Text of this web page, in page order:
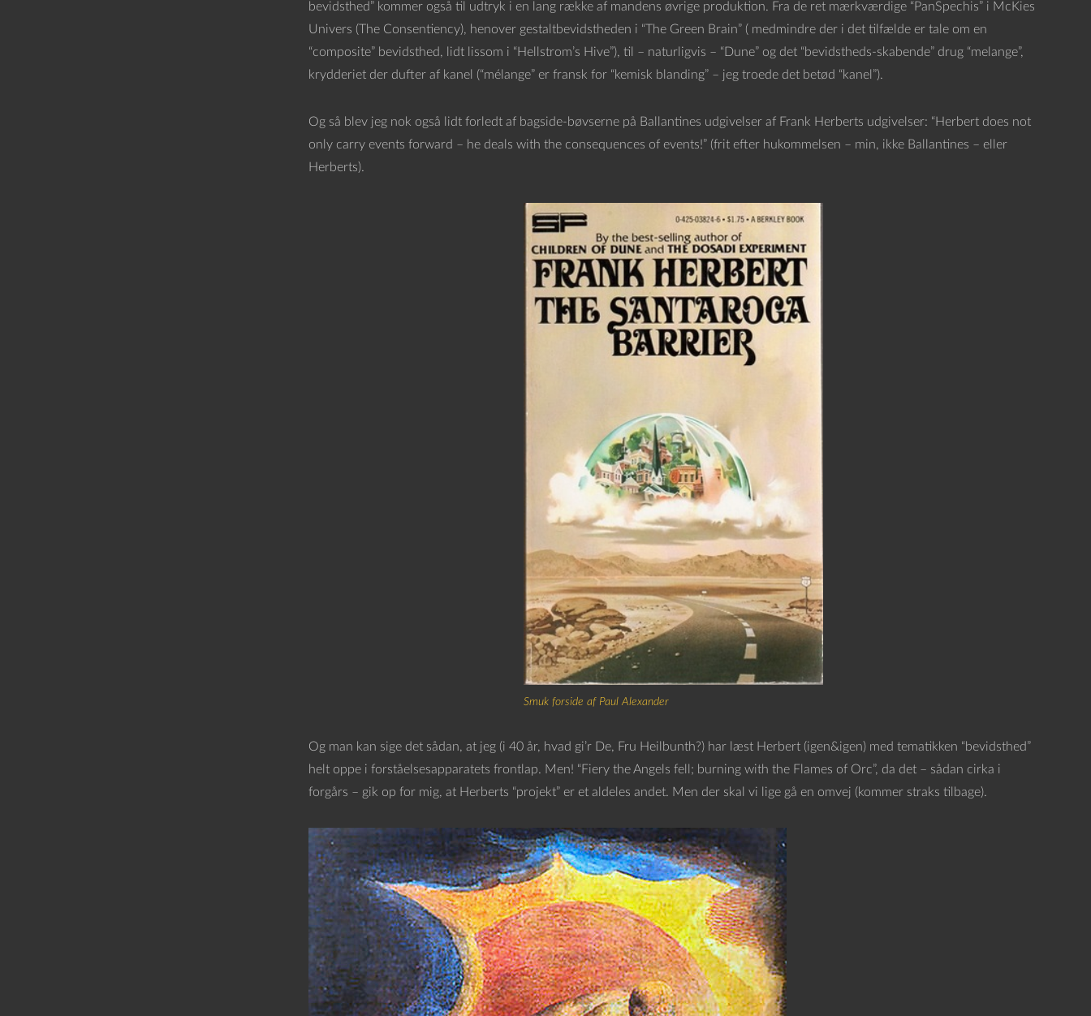
bevidsthed” kommer også til udtryk i en lang række af mandens øvrige produktion. Fra de ret mærkværdige “PanSpechis” i McKies
Univers (The Consentiency), henover gestaltbevidstheden i “The Green Brain” ( medmindre der i det tilfælde er tale om en
“composite” bevidsthed, lidt lissom i “Hellstrom’s Hive”), til – naturligvis – “Dune” og det “bevidstheds-skabende” drug “melange”,
krydderiet der dufter af kanel (“mélange” er fransk for “kemisk blanding” – jeg troede det betød “kanel”).
Og så blev jeg nok også lidt forledt af bagside-bøvserne på Ballantines udgivelser af Frank Herberts udgivelser: “Herbert does not
only carry events forward – he deals with the consequences of events!” (frit efter hukommelsen – min, ikke Ballantines – eller
Herberts).
Smuk forside af Paul Alexander
Og man kan sige det sådan, at jeg (i 40 år, hvad gi’r De, Fru Heilbunth?) har læst Herbert (igen&igen) med tematikken “bevidsthed”
helt oppe i forståelsesapparatets frontlap. Men! “Fiery the Angels fell; burning with the Flames of Orc”, da det – sådan cirka i
forgårs – gik op for mig, at Herberts “projekt” er et aldeles andet. Men der skal vi lige gå en omvej (kommer straks tilbage).